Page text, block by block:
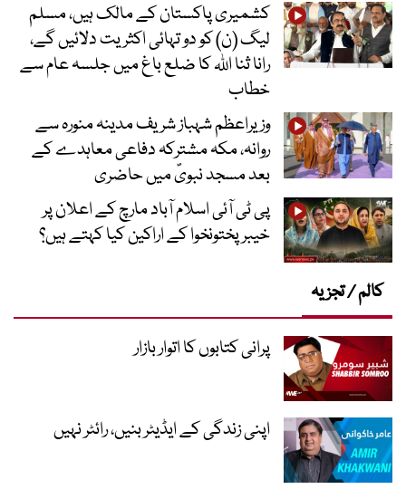
کشمیری پاکستان کے مالک ہیں، مسلم
لیگ (ن) کو دو تہائی اکثریت دلائیں گے،
رانا ثنا اللہ کا ضلع باغ میں جلسہ عام سے
خطاب
وزیراعظم شہباز شریف مدینہ منورہ سے
روانہ، مکہ مشترکہ دفاعی معاہدے کے
بعد مسجد نبویؐ میں حاضری
پی ٹی آئی اسلام آباد مارچ کے اعلان پر
خیبر پختونخوا کے اراکین کیا کہتے ہیں؟
کالم / تجزیہ
پرانی کتابوں کا اتوار بازار
اپنی زندگی کے ایڈیٹر بنیں، رائٹر نہیں